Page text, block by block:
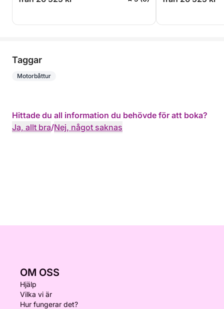
Taggar
Motorbåttur
Hittade du all information du behövde för att boka?
Ja, allt bra/Nej, något saknas
OM OSS
Hjälp
Vilka vi är
Hur fungerar det?